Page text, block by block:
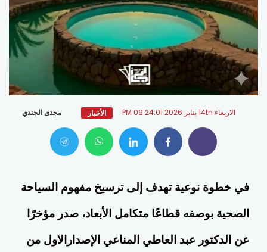
الاربعاء 14th يناير 2026 09:24:01 PM الأخبار مجدى الجندي
في خطوة نوعية تهدف إلى ترسيخ مفهوم السياحة
الصحية بوصفه قطاعًا متكامل الأبعاد، صدر مؤخرًا
عن الدكتور عبد العاطي المناعي الإصدارالاول من